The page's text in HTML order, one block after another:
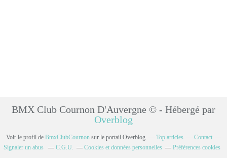
BMX Club Cournon D'Auvergne © - Hébergé par
Overblog
Voir le profil de BmxClubCournon sur le portail Overblog Top articles
Contact
Signaler un abus
C.G.U. Cookies et données personnelles Préférences cookies